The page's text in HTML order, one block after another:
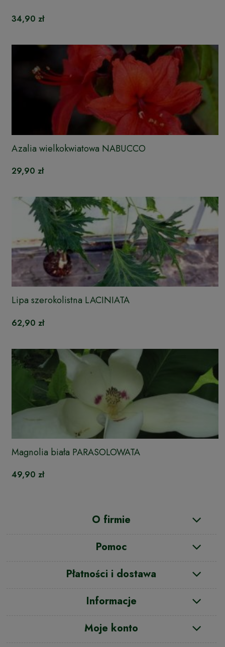
34,90 zł
Azalia wielkokwiatowa NABUCCO
29,90 zł
Lipa szerokolistna LACINIATA
62,90 zł
Magnolia biała PARASOLOWATA
49,90 zł
O firmie
Pomoc
Płatności i dostawa
Informacje
Moje konto